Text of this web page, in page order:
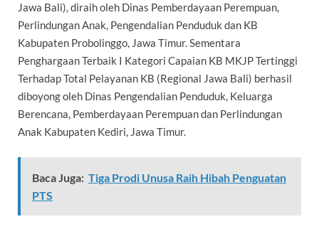
Jawa Bali), diraih oleh Dinas Pemberdayaan Perempuan,
Perlindungan Anak, Pengendalian Penduduk dan KB
Kabupaten Probolinggo, Jawa Timur. Sementara
Penghargaan Terbaik I Kategori Capaian KB MKJP Tertinggi
Terhadap Total Pelayanan KB (Regional Jawa Bali) berhasil
diboyong oleh Dinas Pengendalian Penduduk, Keluarga
Berencana, Pemberdayaan Perempuan dan Perlindungan
Anak Kabupaten Kediri, Jawa Timur.
Baca Juga: Tiga Prodi Unusa Raih Hibah Penguatan
PTS